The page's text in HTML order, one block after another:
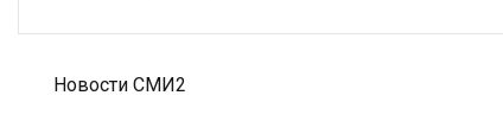
Новости СМИ2